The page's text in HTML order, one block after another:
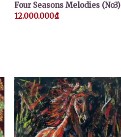
Four Seasons Melodies (No3)
12.000.000₫